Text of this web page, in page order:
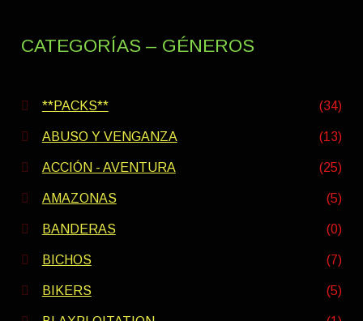
CATEGORÍAS – GÉNEROS
**PACKS** (34)
ABUSO Y VENGANZA (13)
ACCIÓN - AVENTURA (25)
AMAZONAS (5)
BANDERAS (0)
BICHOS (7)
BIKERS (5)